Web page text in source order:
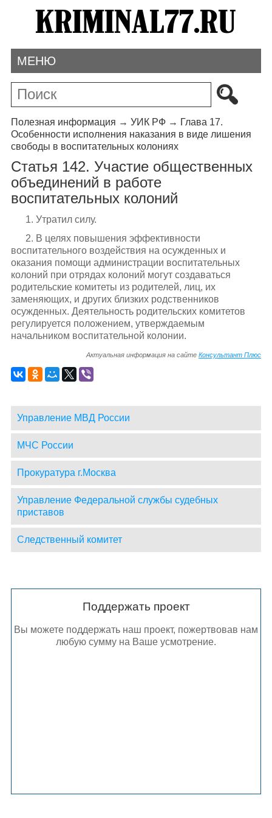
МЕНЮ
Полезная информация → УИК РФ→ Глава 17.
Особенности исполнения наказания в виде лишения
свободы в воспитательных колониях
Статья 142. Участие общественных
объединений в работе
воспитательных колоний
1. Утратил силу.
2. В целях повышения эффективности
воспитательного воздействия на осужденных и
оказания помощи администрации воспитательных
колоний при отрядах колоний могут создаваться
родительские комитеты из родителей, лиц, их
заменяющих, и других близких родственников
осужденных. Деятельность родительских комитетов
регулируется положением, утверждаемым
начальником воспитательной колонии.
Актуальная информация на сайтеКонсультант Плюс
Управление МВД России
МЧС России
Прокуратура г.Москва
Управление Федеральной службы судебных
приставов
Следственный комитет
Поддержать проект
Вы можете поддержать наш проект, пожертвовав нам
любую сумму на Ваше усмотрение.